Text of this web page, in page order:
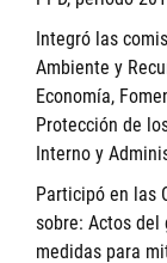
Integró las
Ambiente y
Economía,
Protección de
Interno y
Participó en las
sobre: Actos del
medidas para